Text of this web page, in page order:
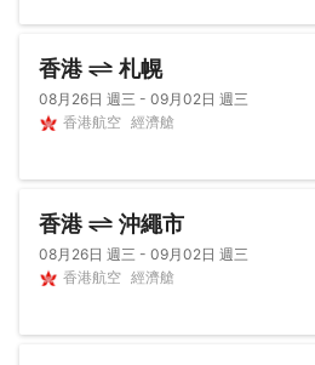
香港 札幌
08月26日 週三 - 09月02日 週三
香港航空 經濟艙
香港 沖繩市
08月26日 週三 - 09月02日 週三
香港航空 經濟艙